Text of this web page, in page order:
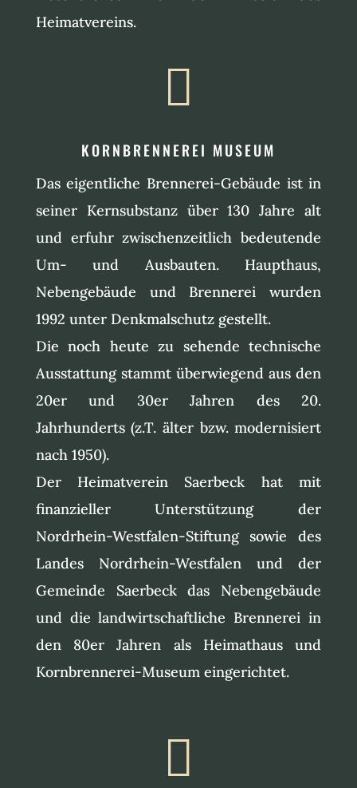
Heimatvereins.

KORNBRENNEREI MUSEUM
Das eigentliche Brennerei-Gebäude ist in
seiner Kernsubstanz über 130 Jahre alt
und erfuhr zwischenzeitlich bedeutende
Um- und Ausbauten. Haupthaus,
Nebengebäude und Brennerei wurden
1992 unter Denkmalschutz gestellt.
Die noch heute zu sehende technische
Ausstattung stammt überwiegend aus den
20er und 30er Jahren des 20.
Jahrhunderts (z.T. älter bzw. modernisiert
nach 1950).
Der Heimatverein Saerbeck hat mit
finanzieller Unterstützung der
Nordrhein-Westfalen-Stiftung sowie des
Landes Nordrhein-Westfalen und der
Gemeinde Saerbeck das Nebengebäude
und die landwirtschaftliche Brennerei in
den 80er Jahren als Heimathaus und
Kornbrennerei-Museum eingerichtet.
